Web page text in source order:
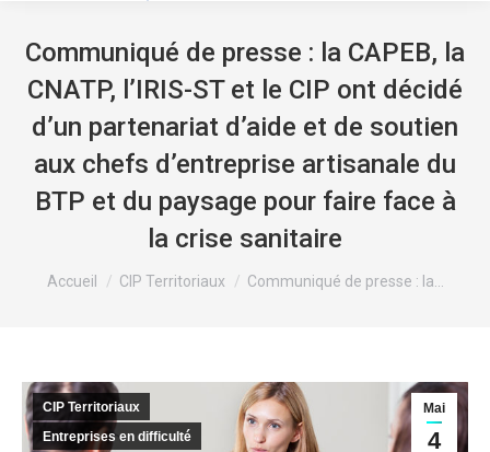
Communiqué de presse : la CAPEB, la
CNATP, l’IRIS-ST et le CIP ont décidé
d’un partenariat d’aide et de soutien
aux chefs d’entreprise artisanale du
BTP et du paysage pour faire face à
la crise sanitaire
Vous êtes ici :
Accueil CIP Territoriaux Communiqué de presse : la…
Mai
4
CIP Territoriaux
Entreprises en difficulté